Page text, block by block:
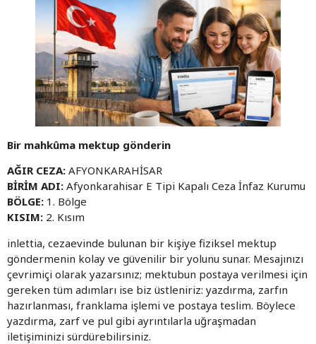
Bir mahkûma mektup gönderin
AĞIR CEZA: AFYONKARAHİSAR
BİRİM ADI: Afyonkarahisar E Tipi Kapalı Ceza İnfaz Kurumu
BÖLGE: 1. Bölge
KISIM: 2. Kısım
inlettia, cezaevinde bulunan bir kişiye fiziksel mektup
göndermenin kolay ve güvenilir bir yolunu sunar. Mesajınızı
çevrimiçi olarak yazarsınız; mektubun postaya verilmesi için
gereken tüm adımları ise biz üstleniriz: yazdırma, zarfın
hazırlanması, franklama işlemi ve postaya teslim. Böylece
yazdırma, zarf ve pul gibi ayrıntılarla uğraşmadan
iletişiminizi sürdürebilirsiniz.